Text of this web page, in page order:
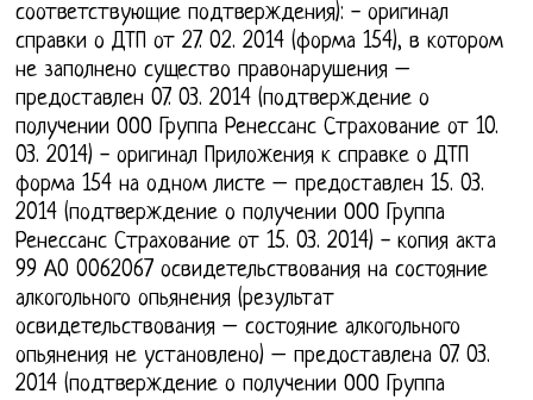
соответствующие подтверждения): - оригинал
справки о ДТП от 27. 02. 2014 (форма 154), в котором
не заполнено существо правонарушения –
предоставлен 07. 03. 2014 (подтверждение о
получении ООО Группа Ренессанс Страхование от 10.
03. 2014) - оригинал Приложения к справке о ДТП
форма 154 на одном листе – предоставлен 15. 03.
2014 (подтверждение о получении ООО Группа
Ренессанс Страхование от 15. 03. 2014) - копия акта
99 А0 0062067 освидетельствования на состояние
алкогольного опьянения (результат
освидетельствования – состояние алкогольного
опьянения не установлено) – предоставлена 07. 03.
2014 (подтверждение о получении ООО Группа